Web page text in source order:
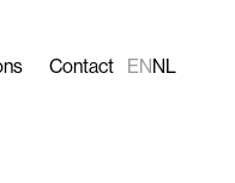
Contact ENNL